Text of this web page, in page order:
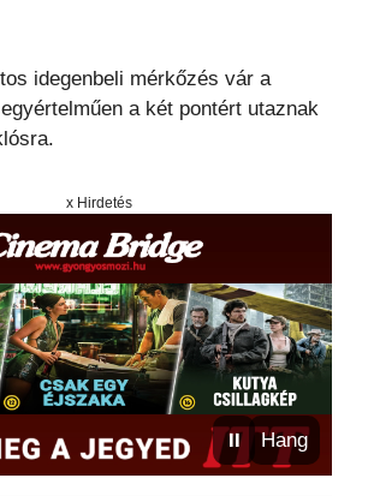
idegenbeli mérkőzés vár a
a két pontért utaznak
x Hirdetés
⏸ Hang